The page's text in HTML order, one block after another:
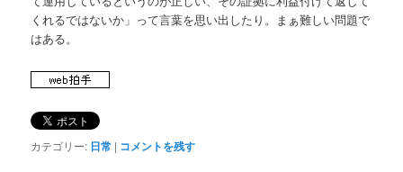
くれるではないか」って言葉を思い出したり。まぁ難しい問題で
はある。
カテゴリー: 日常 | コメントを残す